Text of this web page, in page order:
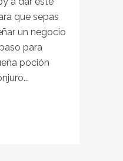
que sepas
un negocio
para
poción